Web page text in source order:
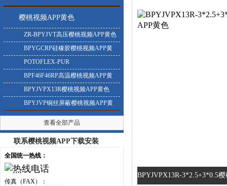
樱桃视频APP黄色
ZR-BPYJVT高压樱桃视频APP黄色
BPYGCRP硅橡胶樱桃视频APP黄
色
POTOFLEX-PUR
BPF46F46RP高温樱桃视频APP黄
色
BPYJVPX13R樱桃视频APP黄色
BPYJVP铜丝屏蔽樱桃视频APP黄
色
查看全部产品
联系樱桃视频APP下载安装
全国统一热线：
传真（FAX）：
BPYJVPX13R-3*2.5+3*0.5樱